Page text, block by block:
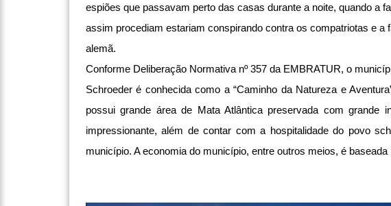
espiões que passavam perto das casas durante a noite, quando a
assim procediam estariam conspirando contra os compatriotas e
alemã.
Conforme Deliberação Normativa nº 357 da EMBRATUR, o
Schroeder é conhecida como a “Caminho da Natureza e
possui grande área de Mata Atlântica preservada com grande
impressionante, além de contar com a hospitalidade do povo
município. A economia do município, entre outros meios, é